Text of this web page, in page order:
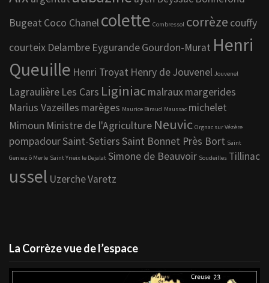
Bugeat Coco Chanelcolette Combressol corrèze couffy
courteix Delambre EygurandeGourdon-Murat Henri
Queuille Henri Troyat Henry de Jouvenel Jouvenel
Lagraulière Les Cars Liginiacmalrauxmargerides
Marius Vazeilles marèges Maurice Biraud Maussac michelet
Mimoun Ministre de l'Agriculture Neuvic Orgnac sur Vézère
pompadourSaint-SetiersSaint Bonnet Près Bort Saint
Geniez ô Merle Saint Yrieix le Dejalat Simone de Beauvoir Soudeilles Tillinac
ussel UzercheVaretz
La Corrèze vue de l’espace